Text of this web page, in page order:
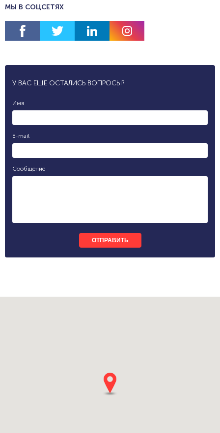
МЫ В СОЦСЕТЯХ
У ВАС ЕЩЕ ОСТАЛИСЬ ВОПРОСЫ?
Имя
E-mail
Сообщение
ОТПРАВИТЬ